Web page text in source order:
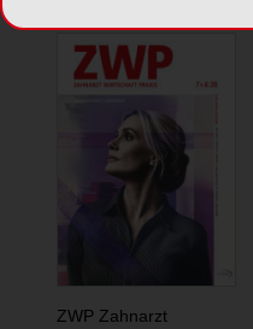
ZWP Zahnarzt